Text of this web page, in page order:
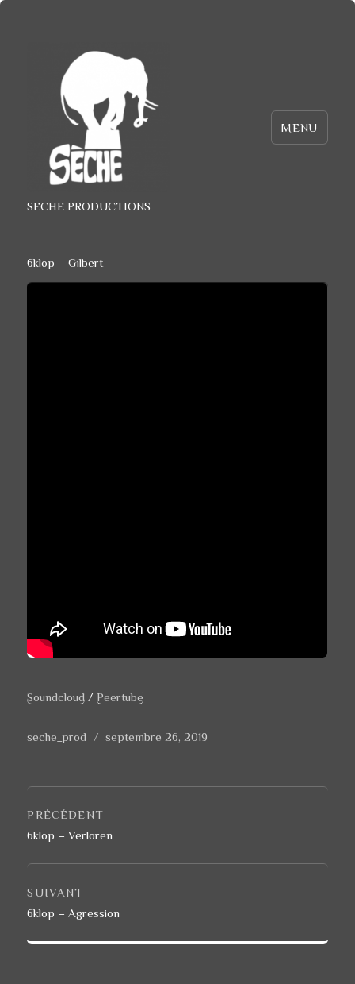
SECHE PRODUCTIONS
MENU
6klop – Gilbert
Soundcloud /Peertube
Auteur
seche_prod
Publié
septembre 26, 2019
de
l’article
PRÉCÉDENT
Article
6klop – Verloren
SUIVANT
Article
6klop – Agression